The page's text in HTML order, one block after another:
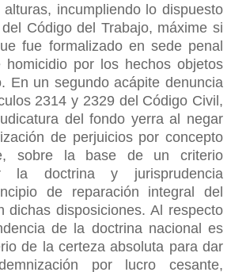
incumpliendo lo dispuesto
Código del Trabajo, máxime si
fue formalizado en sede penal
homicidio por los hechos objetos
En un segundo acápite denuncia
2314 y 2329 del Código Civil,
del fondo yerra al negar
de perjuicios por concepto
sobre la base de un criterio
la doctrina y jurisprudencia
de reparación integral del
dichas disposiciones. Al respecto
de la doctrina nacional es
de la certeza absoluta para dar
por lucro cesante,